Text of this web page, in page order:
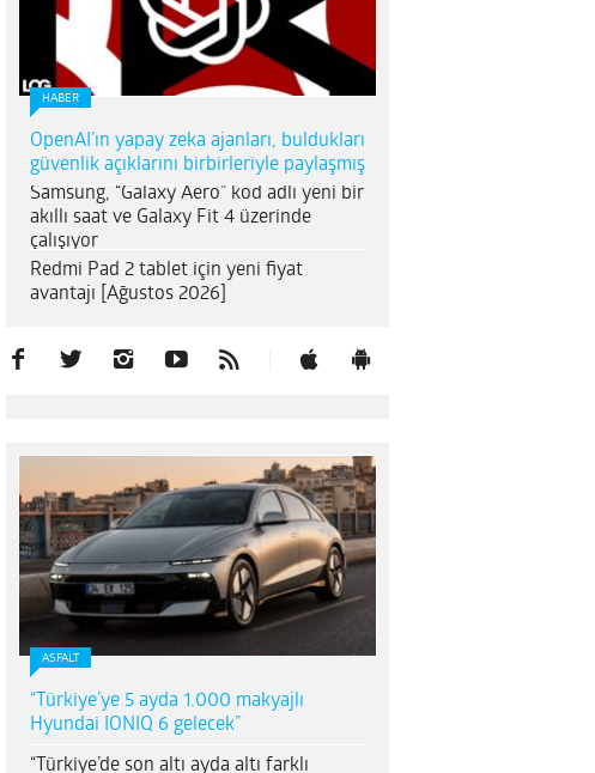
HABER
OpenAI’ın yapay zeka ajanları, buldukları
güvenlik açıklarını birbirleriyle paylaşmış
Samsung, “Galaxy Aero” kod adlı yeni bir
akıllı saat ve Galaxy Fit 4 üzerinde
çalışıyor
Redmi Pad 2 tablet için yeni fiyat
avantajı [Ağustos 2026]
ASFALT
“Türkiye’ye 5 ayda 1.000 makyajlı
Hyundai IONIQ 6 gelecek”
“Türkiye’de son altı ayda altı farklı